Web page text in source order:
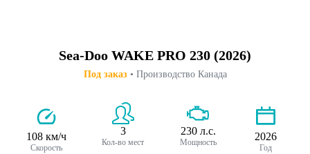
Sea-Doo WAKE PRO 230 (2026)
Под заказ• Производство Канада
Скорость
108 км/ч Кол-во мест
3
Мощность
230 л.с.
Год
2026